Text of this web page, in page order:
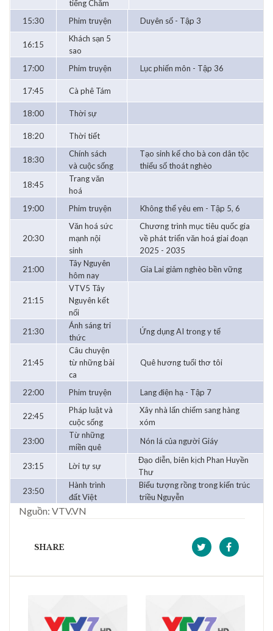
tiếng Chăm
15:30
Phim truyện Duyên số - Tập 3
16:15
Khách sạn 5
sao
17:00
Phim truyện Lục phiến môn - Tập 36
17:45 Cà phê Tám
18:00 Thời sự
18:20 Thời tiết
18:30
Chính sách
và cuộc sống
Tạo sinh kế cho bà con dân tộc
thiểu số thoát nghèo
18:45
Trang văn
hoá
19:00
Phim truyện Không thể yêu em - Tập 5, 6
20:30
Văn hoá sức
mạnh nội
sinh
Chương trình mục tiêu quốc gia
về phát triển văn hoá giai đoạn
2025 - 2035
21:00
Tây Nguyên
hôm nay
Gia Lai giảm nghèo bền vững
21:15
VTV5 Tây
Nguyên kết
nối
21:30
Ánh sáng tri
thức
Ứng dụng AI trong y tế
21:45
Câu chuyện
từ những bài
ca
Quê hương tuổi thơ tôi
22:00 Phim truyện Lang điện hạ - Tập 7
22:45
Pháp luật và
cuộc sống
Xây nhà lấn chiếm sang hàng
xóm
23:00
Từ những
miền quê
Nón lá của người Giáy
23:15 Lời tự sự
Đạo diễn, biên kịch Phan Huyền
Thư
23:50
Hành trình
đất Việt
Biểu tượng rồng trong kiến trúc
triều Nguyễn
Nguồn: VTV.VN
SHARE